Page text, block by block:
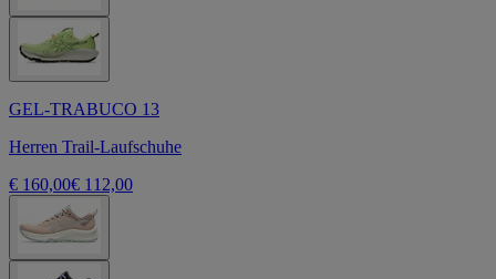
GEL-TRABUCO 13
Herren Trail-Laufschuhe
€ 160,00€ 112,00